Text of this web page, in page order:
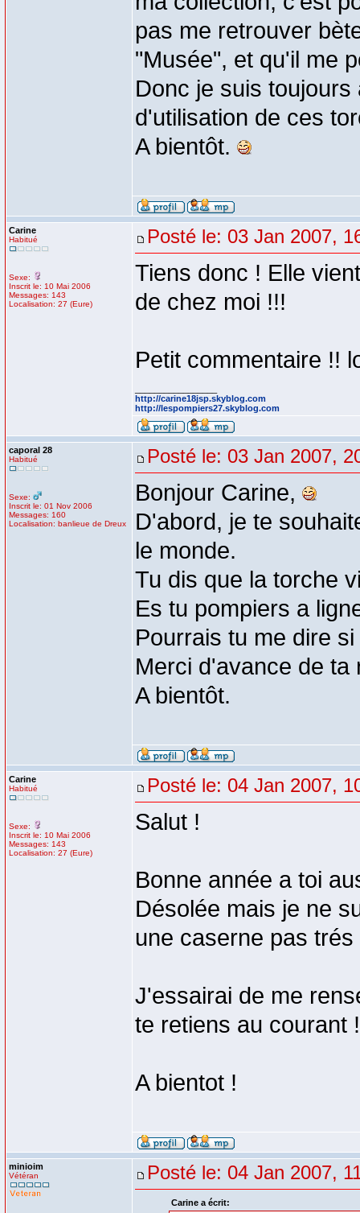
pas me retrouver
"Musée", et qu'il me
Donc je suis
d'utilisation de ces
A bientôt.
Carine
Habitué
Sexe:
Inscrit le: 10 Mai 2006
Messages: 143
Localisation: 27 (Eure)
Posté le: 03 Jan 2007,
Tiens donc ! Elle
de chez moi !!!
Petit commentaire !!
http://carine18jsp.skyblog.com
http://lespompiers27.skyblog.com
caporal 28
Habitué
Sexe:
Inscrit le: 01 Nov 2006
Messages: 160
Localisation: banlieue de Dreux
Posté le: 03 Jan 2007,
Bonjour Carine,
D'abord, je te
le monde.
Tu dis que la torche
Es tu pompiers a
Pourrais tu me dire
Merci d'avance de
A bientôt.
Carine
Habitué
Sexe:
Inscrit le: 10 Mai 2006
Messages: 143
Localisation: 27 (Eure)
Posté le: 04 Jan 2007,
Salut !
Bonne année a toi
Désolée mais je ne
une caserne pas
J'essairai de me
te retiens au courant !
A bientot !
minioim
Vétéran Posté le: 04 Jan 2007,
Carine a écrit: